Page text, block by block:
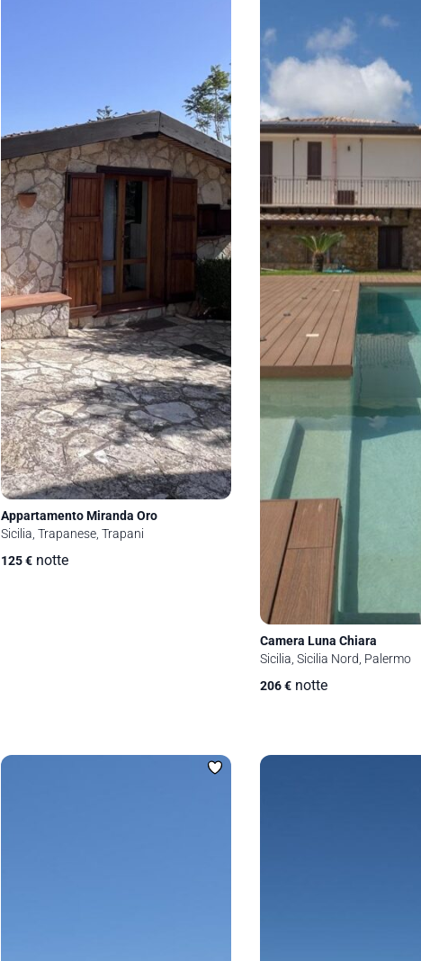
Appartamento Miranda Oro
Sicilia, Trapanese, Trapani
125€ notte
Camera Luna Chiara
Sicilia, Sicilia Nord, Palermo
206€ notte